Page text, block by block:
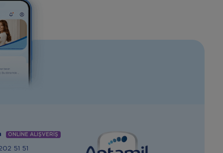
ONLİNE ALIŞVERİŞ
51 51